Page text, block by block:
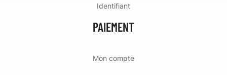
Identifiant
PAIEMENT
Mon compte